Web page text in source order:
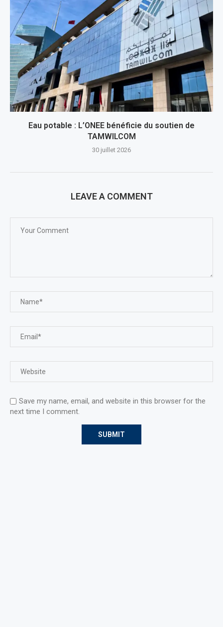
Eau potable : L’ONEE bénéficie du soutien de
TAMWILCOM
30 juillet 2026
LEAVE A COMMENT
Save my name, email, and website in this browser for the
next time I comment.